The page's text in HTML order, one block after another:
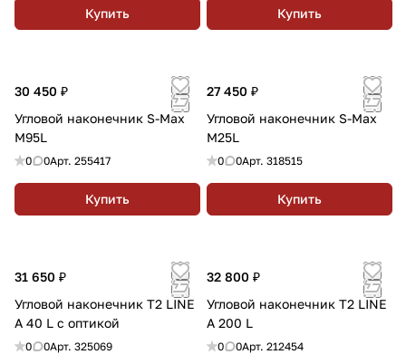
Купить Купить
30 450 ₽
Угловой наконечник S-Max
M95L
0 0Арт. 255417
Купить
27 450 ₽
Угловой наконечник S-Max
M25L
0 0Арт. 318515
Купить
31 650 ₽
Угловой наконечник T2 LINE
A 40 L с оптикой
0 0Арт. 325069
32 800 ₽
Угловой наконечник T2 LINE
A 200 L
0 0Арт. 212454